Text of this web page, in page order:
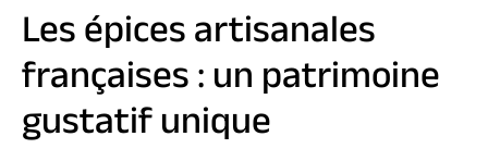
Les épices artisanales
françaises : un patrimoine
gustatif unique